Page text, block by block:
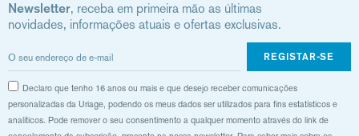
Newsletter, receba em primeira mão as últimas
novidades, informações atuais e ofertas exclusivas.
REGISTAR-SE
Declaro que tenho 16 anos ou mais e que desejo receber comunicações
personalizadas da Uriage, podendo os meus dados ser utilizados para fins estatísticos e
analíticos. Pode remover o seu consentimento a qualquer momento através do link de